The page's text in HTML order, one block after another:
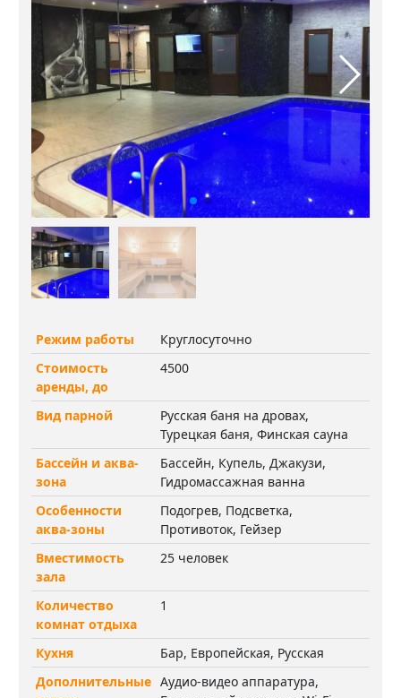
Режим работы
Круглосуточно
Стоимость
аренды, до
4500
Вид парной
Русская баня на дровах,
Турецкая баня, Финская сауна
Бассейн и аква-
зона
Бассейн, Купель, Джакузи,
Гидромассажная ванна
Особенности
аква-зоны
Подогрев, Подсветка,
Противоток, Гейзер
Вместимость
зала
25 человек
Количество
комнат отдыха
1
Кухня
Бар, Европейская, Русская
Дополнительные Аудио-видео аппаратура,